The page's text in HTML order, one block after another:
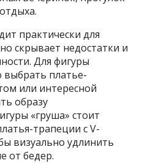
практически для
скрывает недостатки и
Для фигуры
выбрать платье-
или интересной
образу
«груша» стоит
трапеции с V-
визуально удлинить
от бедер.